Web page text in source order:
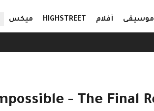
موسيقى أفلام HIGHSTREET ميكس